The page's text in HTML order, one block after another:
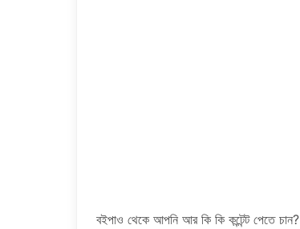
বইপাও থেকে আপনি আর কি কি কন্টেন্ট পেতে চান?